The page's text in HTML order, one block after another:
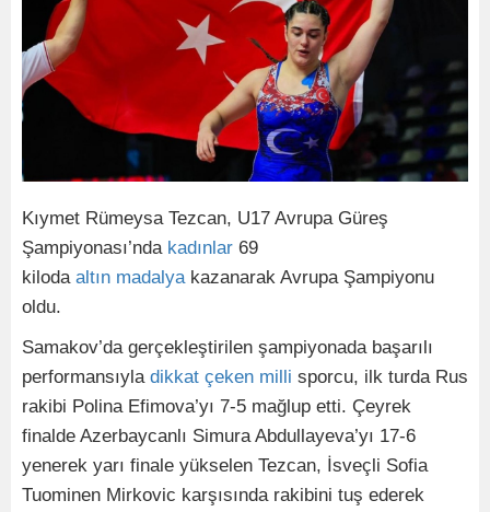
Kıymet Rümeysa Tezcan, U17 Avrupa Güreş
Şampiyonası’nda kadınlar 69
kiloda altın madalya kazanarak Avrupa Şampiyonu
oldu.
Samakov’da gerçekleştirilen şampiyonada başarılı
performansıyla dikkat çeken milli sporcu, ilk turda Rus
rakibi Polina Efimova’yı 7-5 mağlup etti. Çeyrek
finalde Azerbaycanlı Simura Abdullayeva’yı 17-6
yenerek yarı finale yükselen Tezcan, İsveçli Sofia
Tuominen Mirkovic karşısında rakibini tuş ederek